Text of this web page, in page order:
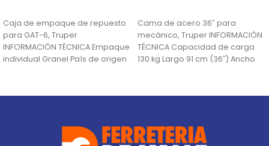
Caja de empaque de repuesto
para GAT-6, Truper
INFORMACIÓN TÉCNICA Empaque
individual Granel País de origen
Cama de acero 36″ para
mecánico, Truper INFORMACIÓN
TÉCNICA Capacidad de carga
130 kg Largo 91 cm (36″) Ancho